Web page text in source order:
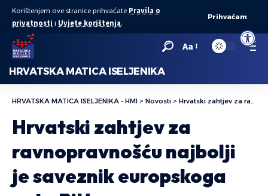
Open
Korištenjem ove stranice prihvaćate Pravila o
privatnosti i Uvjete korištenja.
Prihvaćam
Aa
HRVATSKA MATICA ISELJENIKA
HRVATSKA MATICA ISELJENIKA - HMI > Novosti > Hrvatski zahtjev za ravnopravnošću najbolji je saveznik europskoga puta BiH
Hrvatski zahtjev za
ravnopravnošću najbolji
je saveznik europskoga